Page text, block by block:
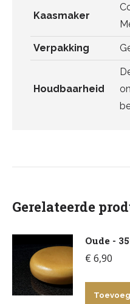
Kaasmaker
Verpakking
Houdbaarheid
Gerelateerde
Oude -
€ 6,90